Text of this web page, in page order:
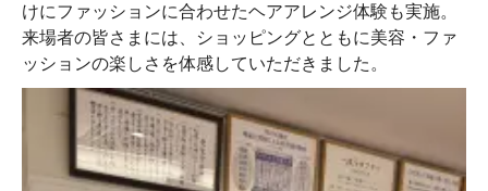
けにファッションに合わせたヘアアレンジ体験も実施。
来場者の皆さまには、ショッピングとともに美容・ファ
ッションの楽しさを体感していただきました。